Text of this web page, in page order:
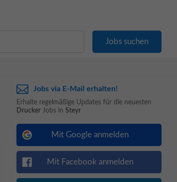
Jobs via E-Mail erhalten!
Erhalte regelmäßige Updates für die neuesten
Drucker Jobs in Steyr
Mit Google anmelden
Mit Facebook anmelden